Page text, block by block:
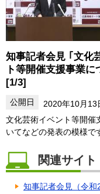
知事記者会見 ｢文化
ト等開催支援事業に
[1/3]
2020年10月13
文化芸術イベント等開催
いてなどの発表の模様で
関連サイト
知事記者会見（令和